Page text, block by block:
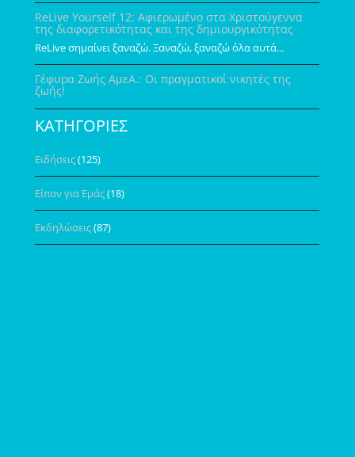
ReLive Yourself 12: Αφιερωμένο στα Χριστούγεννα
της διαφορετικότητας και της δημιουργικότητας
ReLive σημαίνει ξαναζώ. Ξαναζώ, ξαναζώ όλα αυτά...
Γέφυρα Ζωής ΑμεΑ.: Οι πραγματικοί νικητές της
ζωής!
ΚΑΤΗΓΟΡΙΕΣ
Ειδήσεις(125)
Είπαν για Εμάς(18)
Εκδηλώσεις(87)